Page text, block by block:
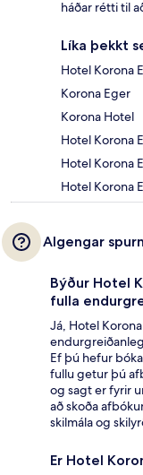
háðar rétti til
Líka þekkt
Hotel Korona
Korona Eger
Korona Hotel
Hotel Korona
Hotel Korona
Hotel Korona
Algengar
Býður Hotel
fulla
Já, Hotel
Ef þú hefur
fullu getur þú
og sagt er fyrir
að skoða
skilmála og
Er Hotel